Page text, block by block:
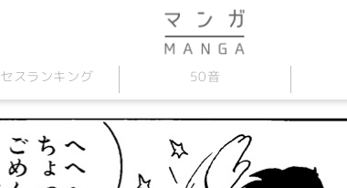
ス ランキング 50音